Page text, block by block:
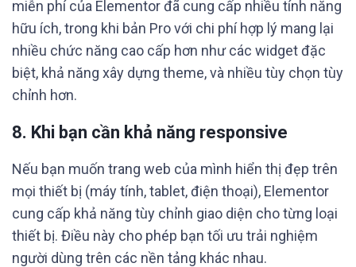
miễn phí của Elementor đã cung cấp nhiều tính năng
hữu ích, trong khi bản Pro với chi phí hợp lý mang lại
nhiều chức năng cao cấp hơn như các widget đặc
biệt, khả năng xây dựng theme, và nhiều tùy chọn tùy
chỉnh hơn.
8. Khi bạn cần khả năng responsive
Nếu bạn muốn trang web của mình hiển thị đẹp trên
mọi thiết bị (máy tính, tablet, điện thoại), Elementor
cung cấp khả năng tùy chỉnh giao diện cho từng loại
thiết bị. Điều này cho phép bạn tối ưu trải nghiệm
người dùng trên các nền tảng khác nhau.